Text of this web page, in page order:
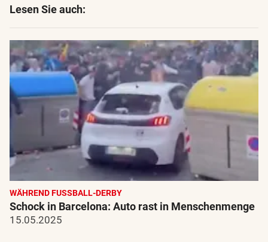
Lesen Sie auch:
WÄHREND FUSSBALL-DERBY
Schock in Barcelona: Auto rast in Menschenmenge
15.05.2025